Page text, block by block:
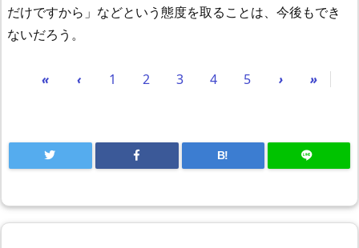
だけですから」などという態度を取ることは、今後もでき
ないだろう。
« ‹ 1 2 3 4 5 › »
B!